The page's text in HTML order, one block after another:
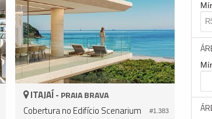
#1.383
ITAJAÍ - PRAIA BRAVA
Cobertura no Edifício Scenarium